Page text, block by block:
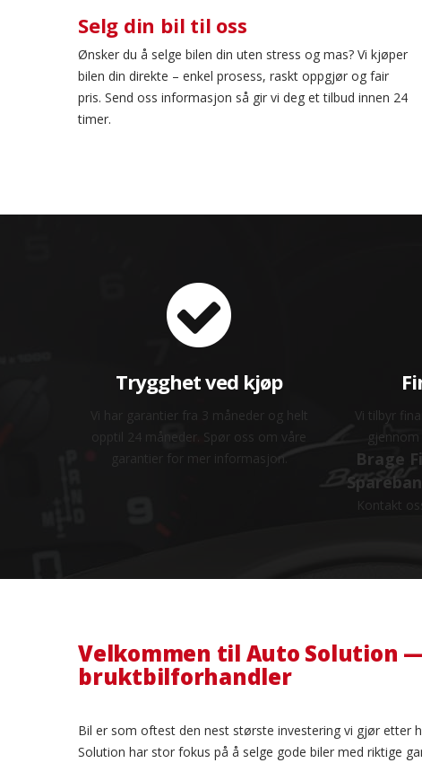
Selg din bil til oss
Ønsker du å selge bilen din uten stress og mas? Vi kjøper
bilen din direkte – enkel prosess, raskt oppgjør og fair
pris. Send oss informasjon så gir vi deg et tilbud innen 24
timer.
Trygghet ved kjøp
Vi har garantier fra 3 måneder og helt
opptil 24 måneder. Spør oss om våre
garantier for mer informasjon.
Vi tilbyr
Brage
Kontakt
Velkommen til Auto Solution
bruktbilforhandler
Bil er som oftest den nest største investering vi gjør etter
Solution har stor fokus på å selge gode biler med riktige